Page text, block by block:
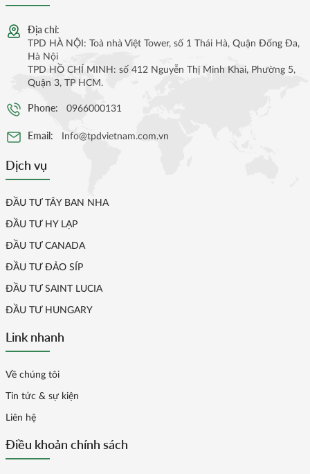
Địa chỉ:
TPD HÀ NỘI: Toà nhà Việt Tower, số 1 Thái Hà, Quận Đống Đa,
Hà Nội
TPD HỒ CHÍ MINH: số 412 Nguyễn Thị Minh Khai, Phường 5,
Quận 3, TP HCM.
Phone: 0966000131
Email: Info@tpdvietnam.com.vn
Dịch vụ
ĐẦU TƯ TÂY BAN NHA
ĐẦU TƯ HY LẠP
ĐẦU TƯ CANADA
ĐẦU TƯ ĐẢO SÍP
ĐẦU TƯ SAINT LUCIA
ĐẦU TƯ HUNGARY
Link nhanh
Về chúng tôi
Tin tức & sự kiện
Liên hệ
Điều khoản chính sách